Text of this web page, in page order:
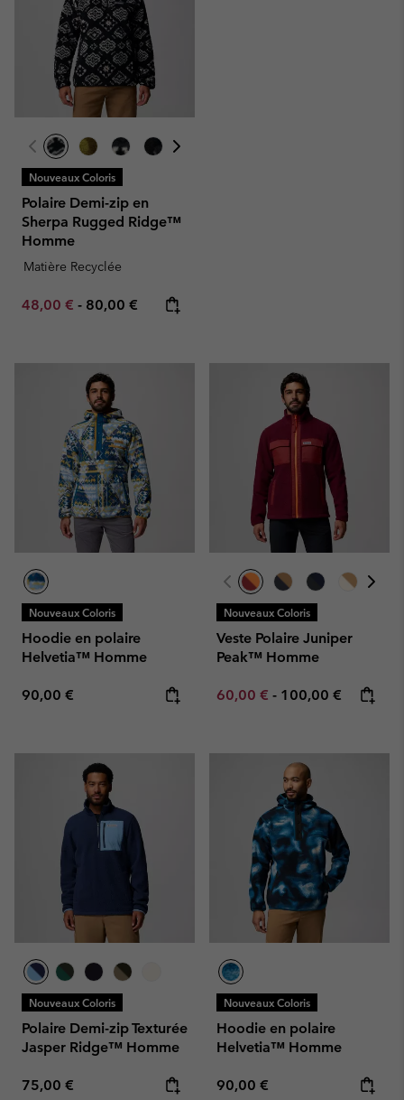
Nouveaux Coloris
Polaire Demi-zip en
Sherpa Rugged Ridge™
Homme
Matière Recyclée
Minimum sale price:
48,00 € - Maximum price:
80,00 €
Nouveaux Coloris
Hoodie en polaire
Helvetia™ Homme
Regular price:
90,00 €
Nouveaux Coloris
Veste Polaire Juniper
Peak™ Homme
Minimum sale price:
60,00 € - Maximum price:
100,00 €
Nouveaux Coloris
Polaire Demi-zip Texturée
Jasper Ridge™ Homme
Regular price:
75,00 €
Nouveaux Coloris
Hoodie en polaire
Helvetia™ Homme
Regular price:
90,00 €